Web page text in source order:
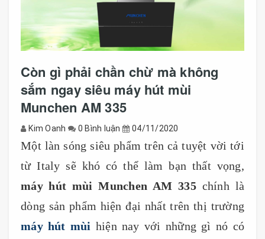
Còn gì phải chần chừ mà không
sắm ngay siêu máy hút mùi
Munchen AM 335
Kim Oanh 0 Bình luận 04/11/2020
Một làn sóng siêu phẩm trên cả tuyệt vời tới
từ Italy sẽ khó có thể làm bạn thất vọng,
máy hút mùi Munchen AM 335chính là
dòng sản phẩm hiện đại nhất trên thị trường
máy hút mùi hiện nay với những gì nó có